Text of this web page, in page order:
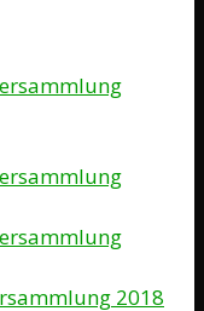
2018